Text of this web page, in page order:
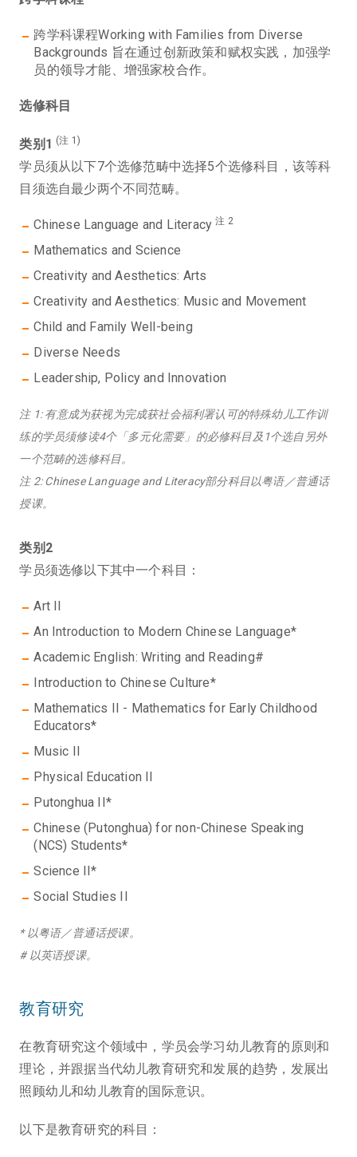
跨学科课程Working with Families from Diverse
Backgrounds 旨在通过创新政策和赋权实践，加强学
员的领导才能、增强家校合作。
选修科目
类别1 (注 1)
学员须从以下7个选修范畴中选择5个选修科目，该等科
目须选自最少两个不同范畴。
Chinese Language and Literacy注 2
Mathematics and Science
Creativity and Aesthetics: Arts
Creativity and Aesthetics: Music and Movement
Child and Family Well-being
Diverse Needs
Leadership, Policy and Innovation
注 1: 有意成为获视为完成获社会福利署认可的特殊幼儿工作训
练的学员须修读4个「多元化需要」的必修科目及1个选自另外
一个范畴的选修科目。
注 2: Chinese Language and Literacy部分科目以粤语／普通话
授课。
类别2
学员须选修以下其中一个科目：
Art II
An Introduction to Modern Chinese Language*
Academic English: Writing and Reading#
Introduction to Chinese Culture*
Mathematics II - Mathematics for Early Childhood
Educators*
Music II
Physical Education II
Putonghua II*
Chinese (Putonghua) for non-Chinese Speaking
(NCS) Students*
Science II*
Social Studies II
* 以粤语／普通话授课。
# 以英语授课。
教育研究
在教育研究这个领域中，学员会学习幼儿教育的原则和
理论，并跟据当代幼儿教育研究和发展的趋势，发展出
照顾幼儿和幼儿教育的国际意识。
以下是教育研究的科目：